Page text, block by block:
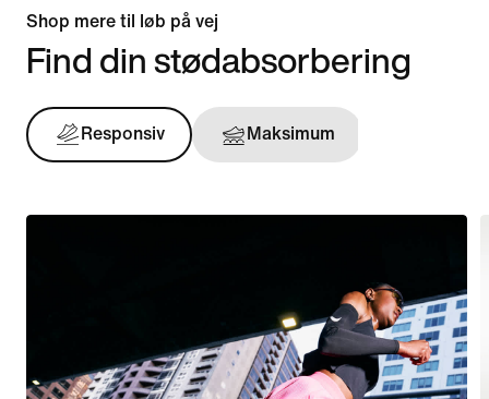
Shop mere til løb på vej
Find din stødabsorbering
Responsiv Maksimum